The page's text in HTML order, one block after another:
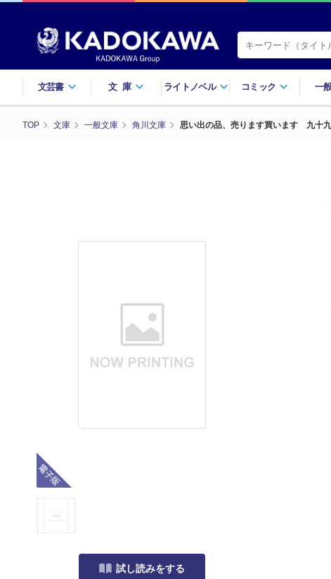
文芸書 文庫 ライトノベル コミック 一
TOP 文庫 一般文庫 角川文庫 思い出の品、売ります買います 九十
試し読みをする